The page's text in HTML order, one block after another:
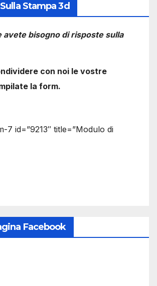
Stampa 3d
avete bisogno di risposte sulla
con noi le vostre
la form.
7 id=”9213″ title=”Modulo di
Facebook